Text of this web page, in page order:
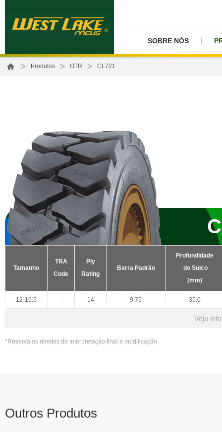
SOBRE NÓS
> Produtos > OTR > CL721
Tamanho
TRA
Code
Ply
Rating
Barra Padrão
Profundidade
do Sulco
(mm)
12-16.5 - 14 9.75 35.0
Veja
*Reserva os direitos de interpretação final e modificação
Outros Produtos